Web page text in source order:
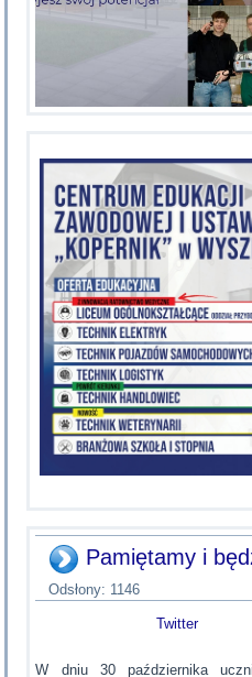
Pamiętamy i
Odsłony: 1146
Twitter
W dniu 30 października